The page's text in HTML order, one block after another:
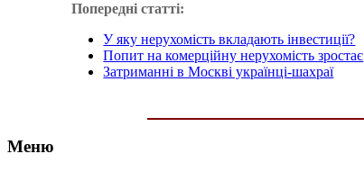
Попередні статті:
У яку нерухомість вкладають інвестиції?
Попит на комерційну нерухомість зростає
Затриманні в Москві українці-шахраї
Меню